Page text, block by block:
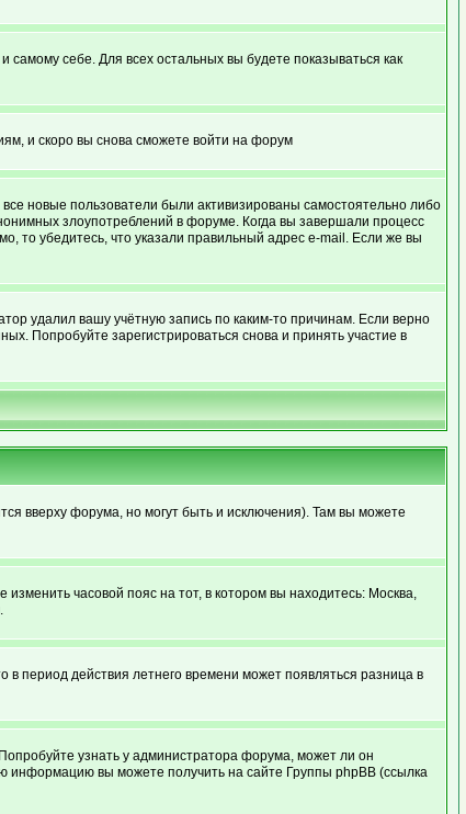
самому себе. Для всех остальных вы будете показываться как
и скоро вы снова сможете войти на форум
новые пользователи были активизированы самостоятельно либо
злоупотреблений в форуме. Когда вы завершали процесс
то убедитесь, что указали правильный адрес e-mail. Если же вы
удалил вашу учётную запись по каким-то причинам. Если верно
Попробуйте зарегистрироваться снова и принять участие в
вверху форума, но могут быть и исключения). Там вы можете
часовой пояс на тот, в котором вы находитесь: Москва,
период действия летнего времени может появляться разница в
узнать у администратора форума, может ли он
информацию вы можете получить на сайте Группы phpBB (ссылка